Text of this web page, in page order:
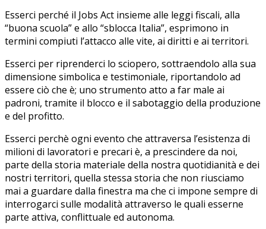
Esserci perché il Jobs Act insieme alle leggi fiscali, alla
“buona scuola” e allo “sblocca Italia”, esprimono in
termini compiuti l’attacco alle vite, ai diritti e ai territori.
Esserci per riprenderci lo sciopero, sottraendolo alla sua
dimensione simbolica e testimoniale, riportandolo ad
essere ciò che è; uno strumento atto a far male ai
padroni, tramite il blocco e il sabotaggio della produzione
e del profitto.
Esserci perchè ogni evento che attraversa l’esistenza di
milioni di lavoratori e precari è, a prescindere da noi,
parte della storia materiale della nostra quotidianità e dei
nostri territori, quella stessa storia che non riusciamo
mai a guardare dalla finestra ma che ci impone sempre di
interrogarci sulle modalità attraverso le quali esserne
parte attiva, conflittuale ed autonoma.